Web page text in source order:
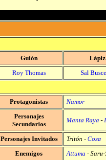
Guión
Lápiz
Roy Thomas
Sal
Protagonistas
Namor
Personajes
Secundarios
Manta Raya -
Personajes Invitados Tritón - Cosa
Enemigos
Attuma -